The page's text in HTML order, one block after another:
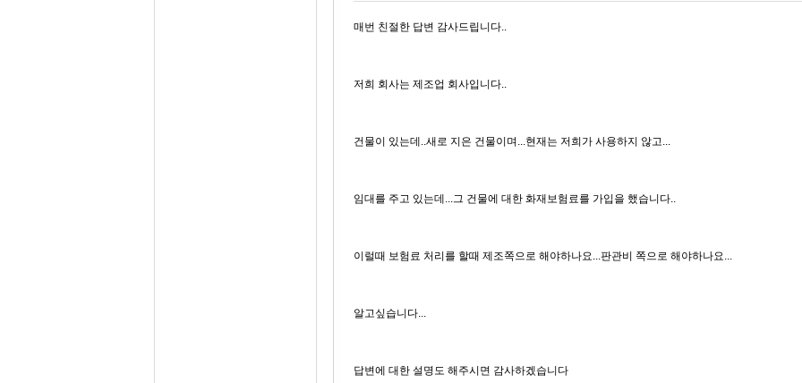
매번 친절한 답변 감사드립니다..
저희 회사는 제조업 회사입니다..
건물이 있는데..새로 지은 건물이며...현재는 저희가 사용하지 않고...
임대를 주고 있는데...그 건물에 대한 화재보험료를 가입을 했습니다..
이럴때 보험료 처리를 할때 제조쪽으로 해야하나요...판관비 쪽으로 해야하나요...
알고싶습니다...
답변에 대한 설명도 해주시면 감사하겠습니다